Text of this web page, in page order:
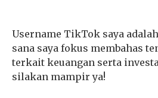
Username TikTok saya adalah
sana saya fokus membahas
terkait keuangan serta
silakan mampir ya!